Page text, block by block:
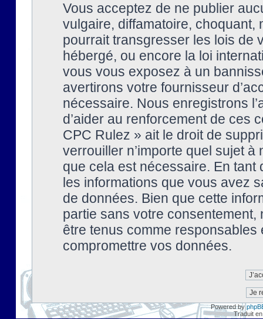
Vous acceptez de ne publier
vulgaire, diffamatoire, choquant,
pourrait transgresser les lois de
hébergé, ou encore la loi
vous vous exposez à un
avertirons votre fournisseur
nécessaire. Nous enregistrons
d’aider au renforcement de ces
CPC Rulez » ait le droit de
verrouiller n’importe quel sujet à
que cela est nécessaire. En tant
les informations que vous avez
de données. Bien que cette
partie sans votre
être tenus comme
compromettre vos données.
Powered by
Traduit